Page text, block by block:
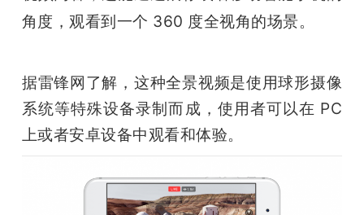
专
题
爱
角度，观看到一个 360 度全视角的场景。
据雷锋网了解，这种全景视频是使用球形摄像
系统等特殊设备录制而成，使用者可以在 PC
上或者安卓设备中观看和体验。